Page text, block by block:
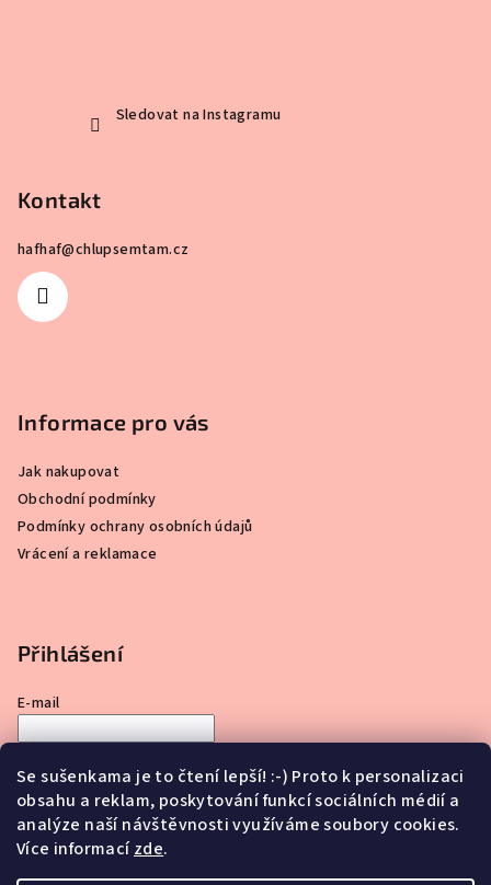
Se sušenkama je to čtení lepší! :-) Proto k personalizaci
obsahu a reklam, poskytování funkcí sociálních médií a
analýze naší návštěvnosti využíváme soubory cookies.
Více informacízde.
Sledovat na Instagramu
Kontakt
hafhaf@chlupsemtam.cz
Informace pro vás
Jak nakupovat
Obchodní podmínky
Podmínky ochrany osobních údajů
Vrácení a reklamace
Přihlášení
E-mail
Přihlásit se
Nová registrace Zapomenuté heslo